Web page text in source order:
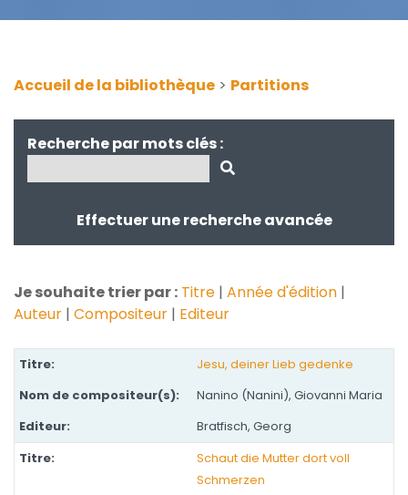
Accueil de la bibliothèque > Partitions
Recherche par mots clés :
Effectuer une recherche avancée
Je souhaite trier par : Titre | Année d'édition |
Auteur | Compositeur | Editeur
Jesu, deiner Lieb gedenke
Nanino (Nanini), Giovanni Maria
Bratfisch, Georg
Schaut die Mutter dort voll
Schmerzen